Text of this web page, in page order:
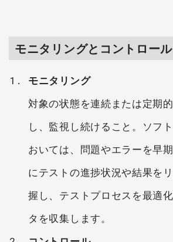
モニタリングとコントロー
モニタリング
対象の状態を連続または定期
し、監視し続けること。ソフ
おいては、問題やエラーを早
にテストの進捗状況や結果を
握し、テストプロセスを最適
タを収集します。